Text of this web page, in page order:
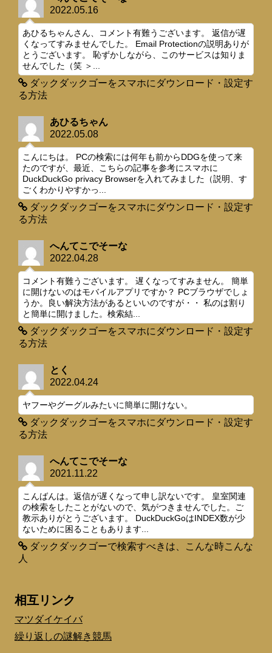
2022.05.16
あひるちゃんさん、コメント有難うございます。 返信が遅
くなってすみませんでした。 Email Protectionの説明ありが
とうございます。 恥ずかしながら、このサービスは知りま
せんでした（笑 ＞...
ダックダックゴーをスマホにダウンロード・設定す
る方法
あひるちゃん
2022.05.08
こんにちは。 PCの検索には何年も前からDDGを使って来
たのですが、最近、こちらの記事を参考にスマホに
DuckDuckGo privacy Browserを入れてみました（説明、す
ごくわかりやすかっ...
ダックダックゴーをスマホにダウンロード・設定す
る方法
へんてこでそーな
2022.04.28
コメント有難うございます。 遅くなってすみません。 簡単
に開けないのはモバイルアプリですか？ PCブラウザでしょ
うか。良い解決方法があるといいのですが・・ 私のは割り
と簡単に開けました。検索結...
ダックダックゴーをスマホにダウンロード・設定す
る方法
とく
2022.04.24
ヤフーやグーグルみたいに簡単に開けない。
ダックダックゴーをスマホにダウンロード・設定す
る方法
へんてこでそーな
2021.11.22
こんばんは。返信が遅くなって申し訳ないです。 皇室関連
の検索をしたことがないので、気がつきませんでした。ご
教示ありがとうございます。 DuckDuckGoはINDEX数が少
ないために困ることもあります...
ダックダックゴーで検索すべきは、こんな時こんな
人
相互リンク
マツダイケイバ
繰り返しの謎解き競馬